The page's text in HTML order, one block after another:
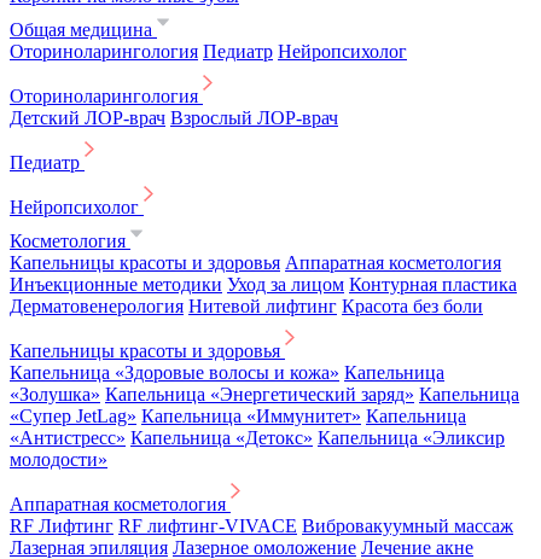
Общая медицина
Оториноларингология Педиатр Нейропсихолог
Оториноларингология
Детский ЛОР-врач Взрослый ЛОР-врач
Педиатр
Нейропсихолог
Косметология
Капельницы красоты и здоровья Аппаратная косметология
Инъекционные методики Уход за лицом Контурная пластика
Дерматовенерология Нитевой лифтинг Красота без боли
Капельницы красоты и здоровья
Капельница «Здоровые волосы и кожа» Капельница
«Золушка» Капельница «Энергетический заряд» Капельница
«Супер JetLag» Капельница «Иммунитет» Капельница
«Антистресс» Капельница «Детокс» Капельница «Эликсир
молодости»
Аппаратная косметология
RF Лифтинг RF лифтинг-VIVACE Вибровакуумный массаж
Лазерная эпиляция Лазерное омоложение Лечение акне